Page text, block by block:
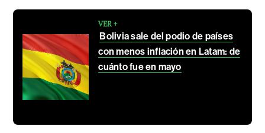
VER +
Bolivia sale del podio de países
con menos inflación en Latam: de
cuánto fue en mayo